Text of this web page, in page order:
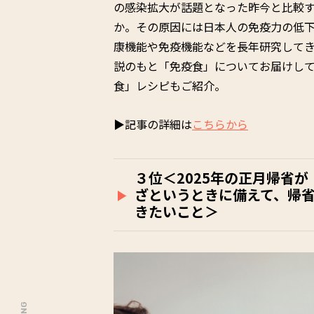
の感染拡大が話題となった昨今と比較
か。その原因には日本人の免疫力の低
康機能や免疫機能などを長年研究して
説のもと「免疫食」についてお届け
食」レシピもご紹介。
▶記事の詳細はこちらから
３位＜2025年の正月帰省
ざというときに備えて、帰
きたいこと＞